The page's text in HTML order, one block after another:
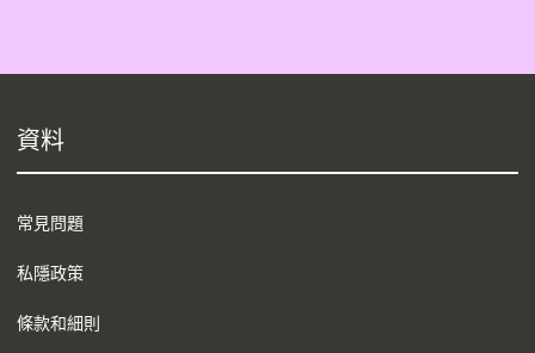
資料
常見問題
私隱政策
條款和細則